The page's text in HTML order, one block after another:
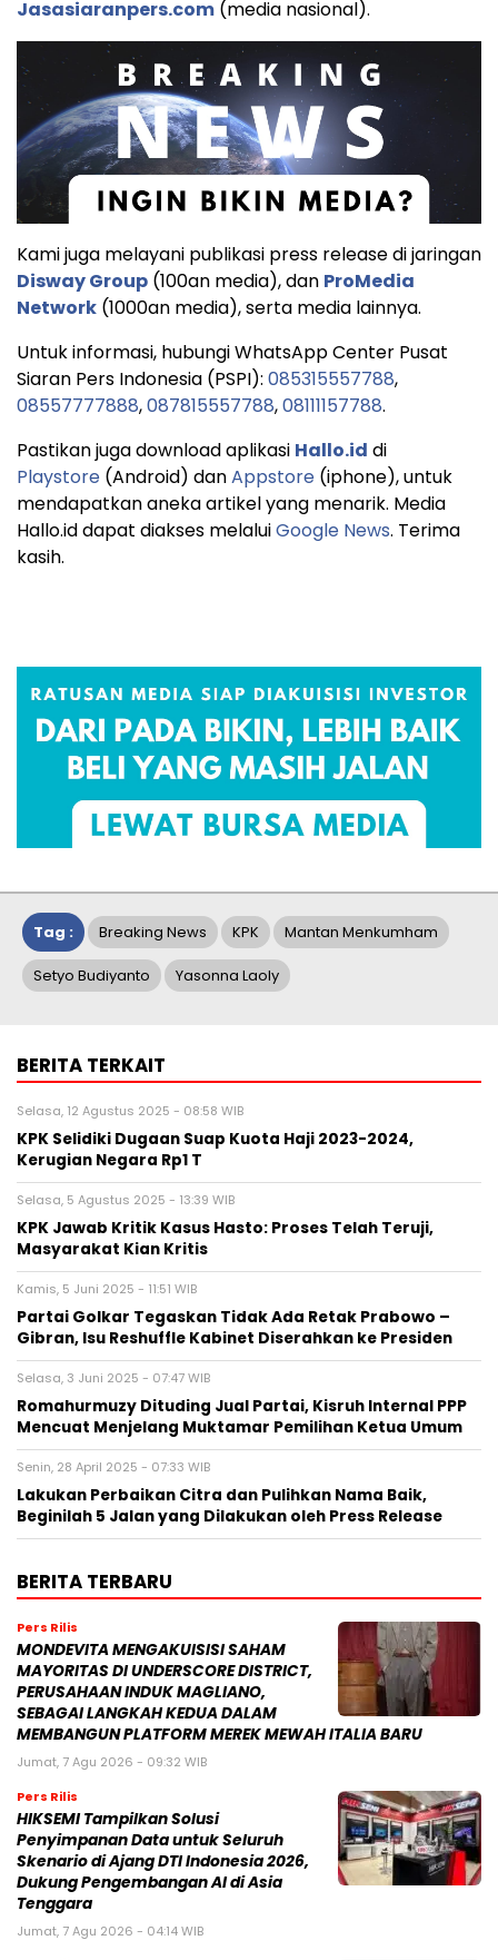
Jasasiaranpers.com (media nasional).
Kami juga melayani publikasi press release di jaringan
Disway Group (100an media), dan ProMedia
Network (1000an media), serta media lainnya.
Untuk informasi, hubungi WhatsApp Center Pusat
Siaran Pers Indonesia (PSPI): 085315557788,
08557777888,087815557788,08111157788.
Pastikan juga download aplikasi Hallo.id di
Playstore (Android) danAppstore (iphone), untuk
mendapatkan aneka artikel yang menarik. Media
Hallo.id dapat diakses melaluiGoogle News. Terima
kasih.
Tag : Breaking News KPK Mantan Menkumham
Setyo Budiyanto Yasonna Laoly
BERITA TERKAIT
Selasa, 12 Agustus 2025 - 08:58 WIB
KPK Selidiki Dugaan Suap Kuota Haji 2023-2024,
Kerugian Negara Rp1 T
Selasa, 5 Agustus 2025 - 13:39 WIB
KPK Jawab Kritik Kasus Hasto: Proses Telah Teruji,
Masyarakat Kian Kritis
Kamis, 5 Juni 2025 - 11:51 WIB
Partai Golkar Tegaskan Tidak Ada Retak Prabowo –
Gibran, Isu Reshuffle Kabinet Diserahkan ke Presiden
Selasa, 3 Juni 2025 - 07:47 WIB
Romahurmuzy Dituding Jual Partai, Kisruh Internal PPP
Mencuat Menjelang Muktamar Pemilihan Ketua Umum
Senin, 28 April 2025 - 07:33 WIB
Lakukan Perbaikan Citra dan Pulihkan Nama Baik,
Beginilah 5 Jalan yang Dilakukan oleh Press Release
BERITA TERBARU
Pers Rilis
MONDEVITA MENGAKUISISI SAHAM
MAYORITAS DI UNDERSCORE DISTRICT,
PERUSAHAAN INDUK MAGLIANO,
SEBAGAI LANGKAH KEDUA DALAM
MEMBANGUN PLATFORM MEREK MEWAH ITALIA BARU
Jumat, 7 Agu 2026 - 09:32 WIB
Pers Rilis
HIKSEMI Tampilkan Solusi
Penyimpanan Data untuk Seluruh
Skenario di Ajang DTI Indonesia 2026,
Dukung Pengembangan AI di Asia
Tenggara
Jumat, 7 Agu 2026 - 04:14 WIB